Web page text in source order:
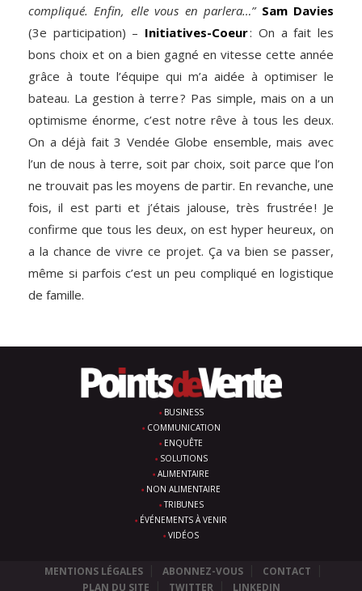
compliqué. Enfin, elle vous en parlera…” Sam Davies
(3e participation) – Initiatives-Coeur: On a fait les
bons choix et on a bien gagné en vitesse cette année
grâce à toute l’équipe qui m’a aidée à optimiser le
bateau. La gestion à terre ? Pas simple, mais on a un
optimisme énorme, c’est notre rêve à tous les deux.
On a déjà fait 3 Vendée Globe ensemble, mais avec
l’un de nous à terre, soit par choix, soit parce que l’on
ne trouvait pas les moyens de partir. En revanche, une
fois, il est parti et j’étais jalouse, très frustrée ! Je
confirme que tous les deux, on est hyper heureux, on
a la chance de vivre ce projet. Ça va bien se passer,
même si parfois c’est un peu compliqué en logistique
de famille.
BUSINESS
COMMUNICATION
ENQUÊTE
SOLUTIONS
ALIMENTAIRE
NON ALIMENTAIRE
TRIBUNES
ÉVÉNEMENTS À VENIR
VIDÉOS
MENTIONS LÉGALES ABONNEZ-VOUS
CONTACT
PLAN DU SITE
TWITTER LINKEDIN